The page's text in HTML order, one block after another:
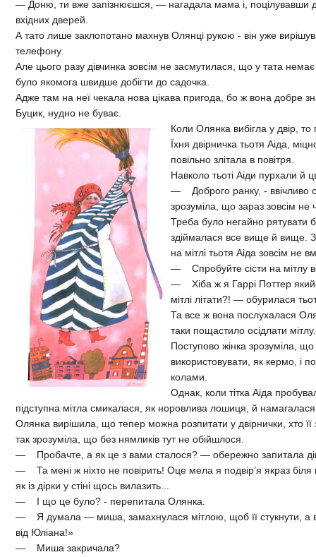
— Доню, ти вже запізнюєшся, — нагадала мама і, поцілувавши
вхідних дверей.
А тато лише заклопотано махнув Олянці рукою - він уже
телефону.
Але цього разу дівчинка зовсім не засмутилася, що у тата
було якомога швидше добігти до садочка.
Адже там на неї чекала нова цікава пригода, бо ж вона добре
Буцик, нудно не буває.
Коли Олянка вибігла у двір,
Їхня двірничка тьотя Аіда,
повільно злітала в повітря.
Навколо тьоті Аіди пурхали й
— Доброго ранку, - ввічливо
зрозуміла, що зараз зовсім не
Треба було негайно рятувати
здіймалася все вище й вище.
на мітлі тьотя Аіда зовсім не
— Спробуйте сісти на мітлу
— Хіба ж я Гаррі Поттер
мітлі літати?! — обурилася
Та все ж вона послухалася
таки пощастило осідлати
Поступово жінка зрозуміла,
використовувати, як кермо, і
колами.
Однак, коли тітка Аіда
підступна мітла смикалася, як норовлива лошиця, й
Олянка вирішила, що тепер можна розпитати у двірнички, хто
так зрозуміла, що без нямликів тут не обійшлося.
— Пробачте, а як це з вами сталося? — обережно запитала
— Та мені ж ніхто не повірить! Оце мела я подвір’я якраз біля
як із дірки у стіні щось вилазить...
— І що це було? - перепитала Олянка.
— Я думала — миша, замахнулася мітлою, щоб її стукнути, а
від Юліана!»
— Миша закричала?